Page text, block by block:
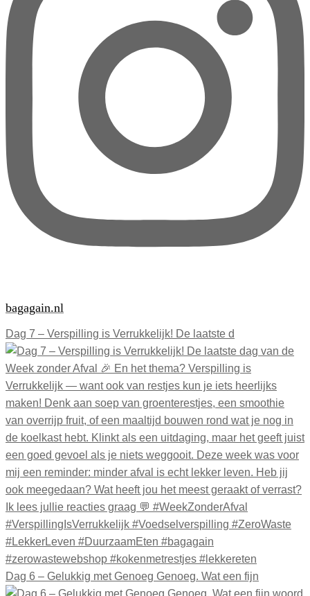
bagagain.nl
Dag 7 – Verspilling is Verrukkelijk! De laatste d
Dag 6 – Gelukkig met Genoeg Genoeg. Wat een fijn